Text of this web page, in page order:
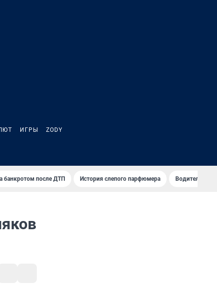
ИГРЫ ZODY
банкротом после ДТП История слепого парфюмера Водители